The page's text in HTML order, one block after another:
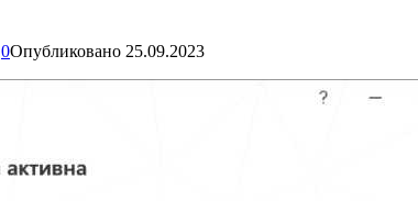
0Опубликовано 25.09.2023